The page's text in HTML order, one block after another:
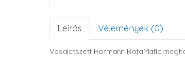
Leírás Vélemények (0)
Vasalatszett Hörmann RotaMatic